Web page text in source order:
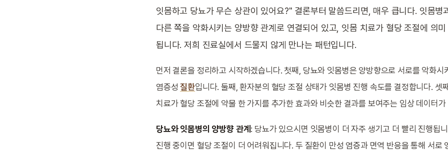
잇몸하고 당뇨가 무슨 상관이 있어요?" 결론부터 말씀드리면, 매우 큽니다. 잇몸병
다른 쪽을 악화시키는 양방향 관계로 연결되어 있고, 잇몸 치료가 혈당 조절에 의
됩니다. 저희 진료실에서 드물지 않게 만나는 패턴입니다.
먼저 결론을 정리하고 시작하겠습니다. 첫째, 당뇨와 잇몸병은 양방향으로 서로를 악화시
염증성질환입니다. 둘째, 환자분의 혈당 조절 상태가 잇몸병 진행 속도를 결정합니다. 셋
치료가 혈당 조절에 약물 한 가지를 추가한 효과와 비슷한 결과를 보여주는 임상 데이터
당뇨와 잇몸병의 양방향 관계 : 당뇨가 있으시면 잇몸병이 더 자주 생기고 더 빨리 진행됩
진행 중이면 혈당 조절이 더 어려워집니다. 두 질환이 만성 염증과 면역 반응을 통해 서로